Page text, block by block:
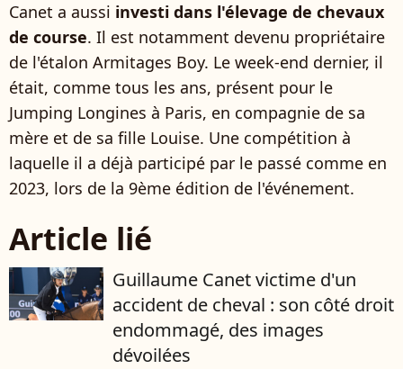
Canet a aussi investi dans l'élevage de chevaux
de course. Il est notamment devenu propriétaire
de l'étalon Armitages Boy. Le week-end dernier, il
était, comme tous les ans, présent pour le
Jumping Longines à Paris, en compagnie de sa
mère et de sa fille Louise. Une compétition à
laquelle il a déjà participé par le passé comme en
2023, lors de la 9ème édition de l'événement.
Article lié
Guillaume Canet victime d'un
accident de cheval : son côté droit
endommagé, des images
dévoilées